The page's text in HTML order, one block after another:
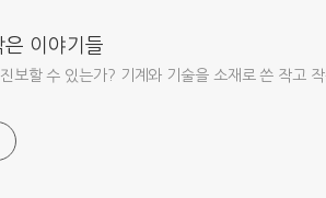
은 이야기들
보할 수 있는가? 기계와 기술을 소재로 쓴 작고